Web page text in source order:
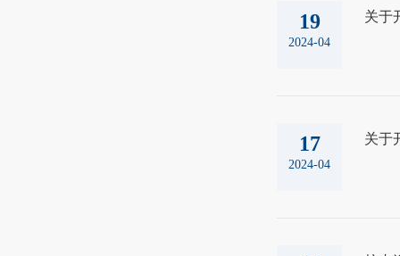
19
2024-04
关于
17
2024-04
关于